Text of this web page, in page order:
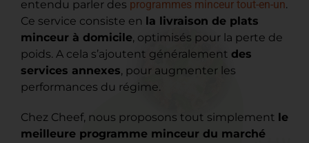
entendu parler des programmes minceur tout-en-un.
Ce service consiste en la livraison de plats
minceur à domicile, optimisés pour la perte de
poids. A cela s’ajoutent généralement des
services annexes, pour augmenter les
performances du régime.
Chez Cheef, nous proposons tout simplement le
meilleure programme minceur du marché